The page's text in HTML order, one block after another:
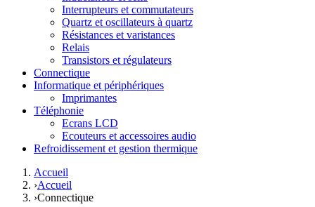
Interrupteurs et commutateurs
Quartz et oscillateurs à quartz
Résistances et varistances
Relais
Transistors et régulateurs
Connectique
Informatique et périphériques
Imprimantes
Téléphonie
Ecrans LCD
Ecouteurs et accessoires audio
Refroidissement et gestion thermique
Accueil
›Accueil
›Connectique